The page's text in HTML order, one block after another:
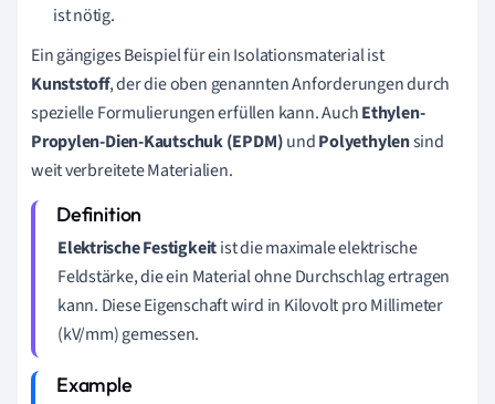
ist nötig.
Ein gängiges Beispiel für ein Isolationsmaterial ist
Kunststoff, der die oben genannten Anforderungen durch
spezielle Formulierungen erfüllen kann. AuchEthylen-
Propylen-Dien-Kautschuk (EPDM)undPolyethylensind
weit verbreitete Materialien.
Elektrische Festigkeitist die maximale elektrische
Feldstärke, die ein Material ohne Durchschlag ertragen
kann. Diese Eigenschaft wird in Kilovolt pro Millimeter
(kV/mm) gemessen.